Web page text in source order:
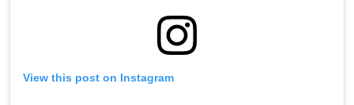
View this post on Instagram